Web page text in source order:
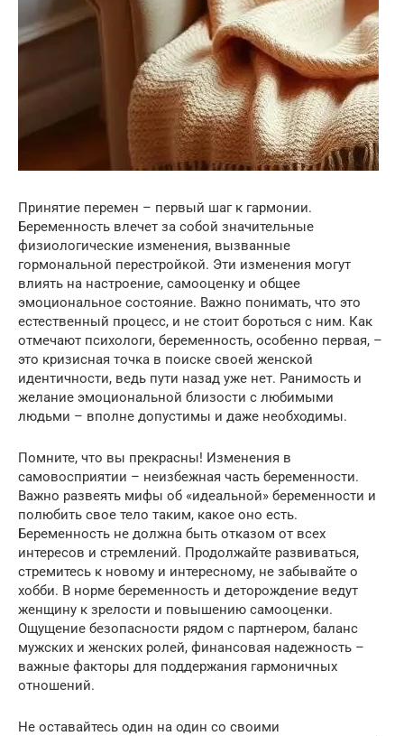
Принятие перемен – первый шаг к гармонии.
Беременность влечет за собой значительные
физиологические изменения, вызванные
гормональной перестройкой. Эти изменения могут
влиять на настроение, самооценку и общее
эмоциональное состояние. Важно понимать, что это
естественный процесс, и не стоит бороться с ним. Как
отмечают психологи, беременность, особенно первая, –
это кризисная точка в поиске своей женской
идентичности, ведь пути назад уже нет. Ранимость и
желание эмоциональной близости с любимыми
людьми – вполне допустимы и даже необходимы.
Помните, что вы прекрасны! Изменения в
самовосприятии – неизбежная часть беременности.
Важно развеять мифы об «идеальной» беременности и
полюбить свое тело таким, какое оно есть.
Беременность не должна быть отказом от всех
интересов и стремлений. Продолжайте развиваться,
стремитесь к новому и интересному, не забывайте о
хобби. В норме беременность и деторождение ведут
женщину к зрелости и повышению самооценки.
Ощущение безопасности рядом с партнером, баланс
мужских и женских ролей, финансовая надежность –
важные факторы для поддержания гармоничных
отношений.
Не оставайтесь один на один со своими